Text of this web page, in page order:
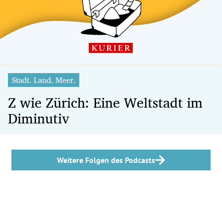
Stadt. Land. Meer.
Z wie Zürich: Eine Weltstadt im
Diminutiv
Weitere Folgen des Podcasts